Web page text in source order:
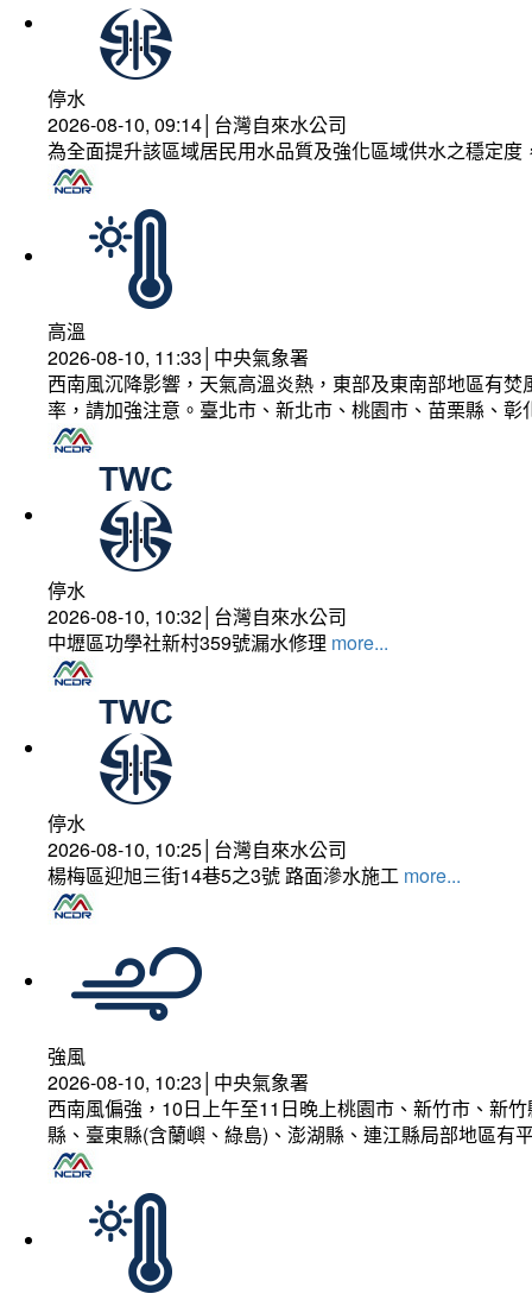
停水
2026-08-10, 09:14│台灣自來水公司
為全面提升該區域居民用水品質及強化區域供水之穩定
高溫
2026-08-10, 11:33│中央氣象署
西南風沉降影響，天氣高溫炎熱，東部及東南部地區有
率，請加強注意。臺北市、新北市、桃園市、苗栗縣、
停水
2026-08-10, 10:32│台灣自來水公司
中壢區功學社新村359號漏水修理 more...
停水
2026-08-10, 10:25│台灣自來水公司
楊梅區迎旭三街14巷5之3號 路面滲水施工 more...
強風
2026-08-10, 10:23│中央氣象署
西南風偏強，10日上午至11日晚上桃園市、新竹市、新
縣、臺東縣(含蘭嶼、綠島)、澎湖縣、連江縣局部地區